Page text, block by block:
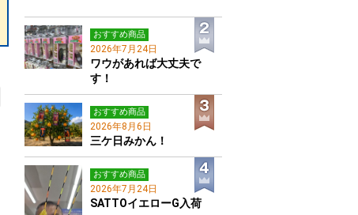
おすすめ商品
2026年7月24日
ワウがあれば大丈夫で
す！
おすすめ商品
2026年8月6日
三ケ日みかん！
おすすめ商品
2026年7月24日
SATTOイエローG入荷